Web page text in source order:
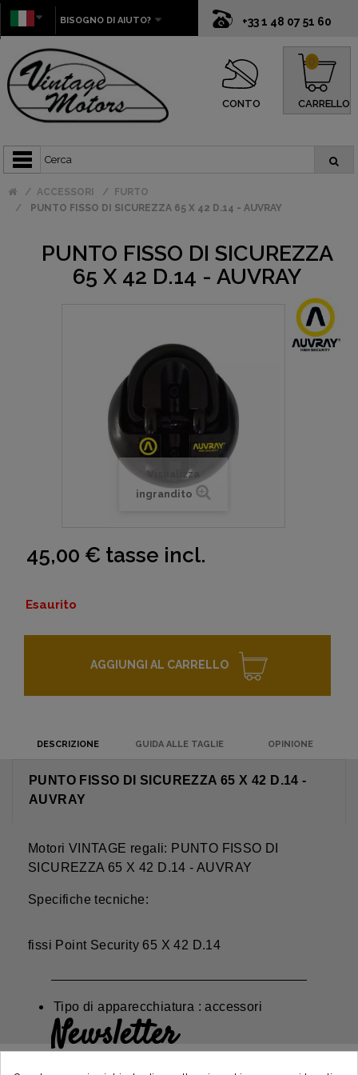
+33 1 48 07 51 60
BISOGNO DI AIUTO?
CONTO CARRELLO
0
ACCESSORI
FURTO
PUNTO FISSO DI SICUREZZA 65 X 42 D.14 - AUVRAY
PUNTO FISSO DI SICUREZZA
65 X 42 D.14 - AUVRAY
Visualizza
ingrandito
45,00 € tasse incl.
Esaurito
AGGIUNGI AL CARRELLO
DESCRIZIONE GUIDA ALLE TAGLIE OPINIONE
PUNTO FISSO DI SICUREZZA 65 X 42 D.14 -
AUVRAY
Motori VINTAGE regali: PUNTO FISSO DI
SICUREZZA 65 X 42 D.14 - AUVRAY
Specifiche tecniche:
fissi Point Security 65 X 42 D.14
Tipo di apparecchiatura : accessori
Newsletter